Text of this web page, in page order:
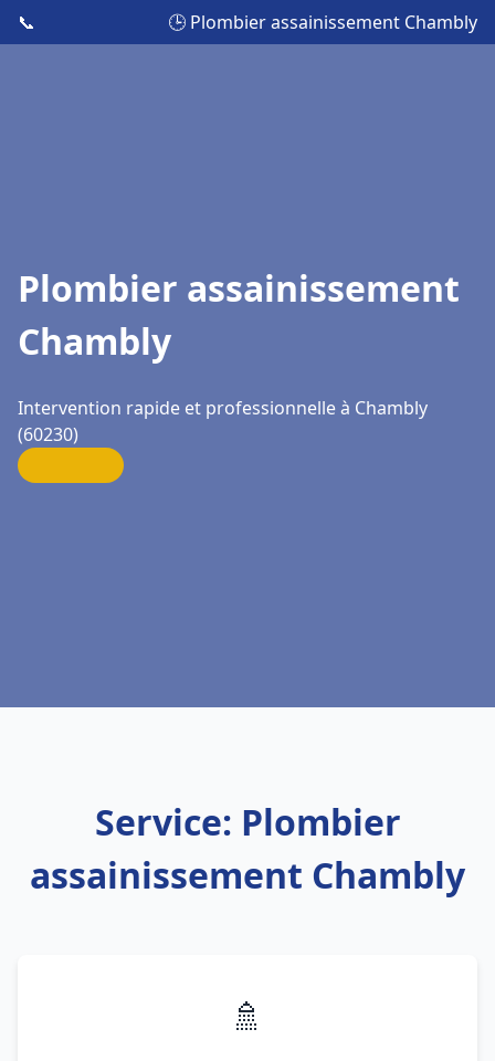
📞 🕒 Plombier assainissement Chambly
Plombier assainissement
Chambly
Intervention rapide et professionnelle à Chambly
(60230)
Service: Plombier
assainissement Chambly
🚿